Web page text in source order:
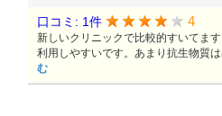
口コミ: 1件 4
新しいクリニックで比較的すいてま
利用しやすいです。あまり抗生物質は
む